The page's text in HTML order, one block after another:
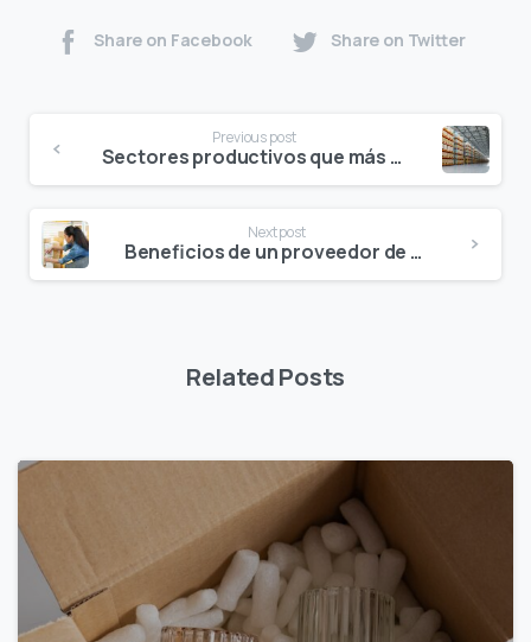
Share on Facebook Share on Twitter
Reading
Previous post
Sectores productivos que más consumen cajas de cartón en Toluca
Next post
Beneficios de un proveedor de cajas para empresas de eCommerce
Related Posts